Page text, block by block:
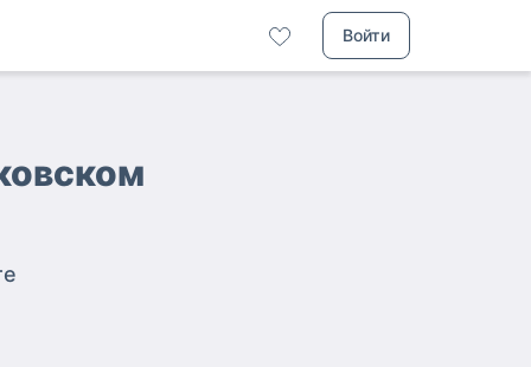
Войти